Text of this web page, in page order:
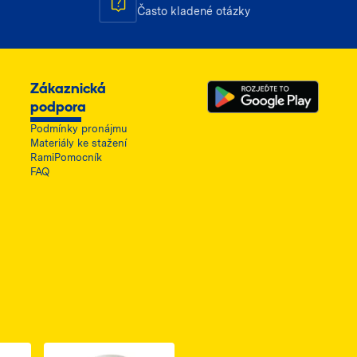
Často kladené otázky
Zákaznická
podpora
Podmínky pronájmu
Materiály ke stažení
RamiPomocník
FAQ